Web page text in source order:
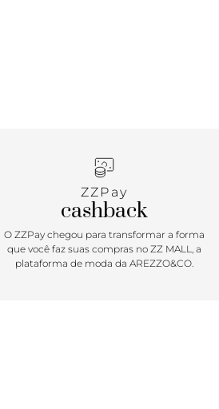
ZZPay
cashback
O ZZPay chegou para transformar a forma
que você faz suas compras no ZZ MALL, a
plataforma de moda da AREZZO&CO.